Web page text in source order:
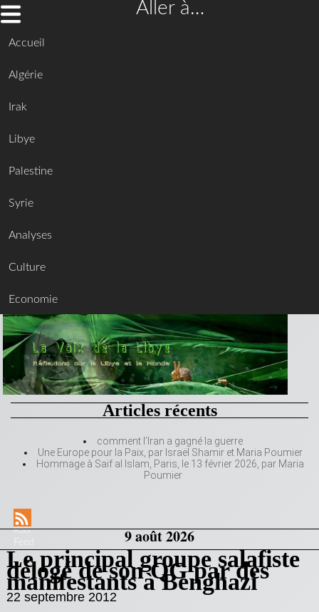
Aller à…
Accueil
Algérie
Irak
Libye
Palestine
Syrie
Analyses
Culture
Economie
Articles récents
comment l’Iran a gagné la guerre
Une Europe pour la Paix, par Israël Shamir et Maria Poumier
Hommage à Saif al Islam, Paris, le 13 février 2026, par Maria
Poumier
RSS
Feed
9 août 2026
Le principal groupe salafiste
délogé de son QG par des
manifestants à Benghazi
22 septembre 2012